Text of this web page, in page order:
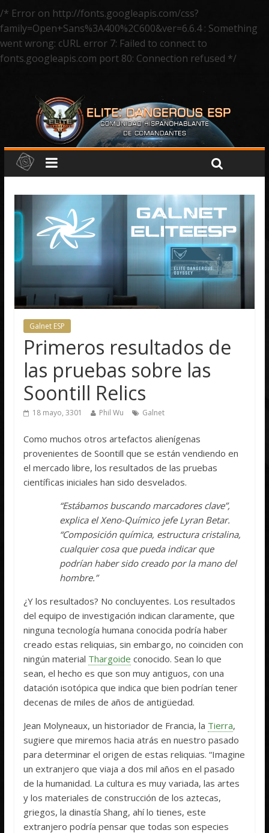
/* Error on http://fonts.googleapis.com/css?
family=Open+Sans%3A400%2C600&ver=6.6.4 : Something
went wrong: cURL error 7: Failed to connect to
fonts.googleapis.com port 80: Connection refused */
Galnet ESP
Primeros resultados de
las pruebas sobre las
Soontill Relics
18 mayo, 3301 Phil Wu Galnet
Como muchos otros artefactos alienígenas
provenientes de Soontill que se están vendiendo en
el mercado libre, los resultados de las pruebas
científicas iniciales han sido desvelados.
“Estábamos buscando marcadores clave”,
explica el Xeno-Químico jefe Lyran Betar.
“Composición química, estructura cristalina,
cualquier cosa que pueda indicar que
podrían haber sido creado por la mano del
hombre.”
¿Y los resultados? No concluyentes. Los resultados
del equipo de investigación indican claramente, que
ninguna tecnología humana conocida podría haber
creado estas reliquias, sin embargo, no coinciden con
ningún material Thargoide conocido. Sean lo que
sean, el hecho es que son muy antiguos, con una
datación isotópica que indica que bien podrían tener
decenas de miles de años de antigüedad.
Jean Molyneaux, un historiador de Francia, la Tierra,
sugiere que miremos hacia atrás en nuestro pasado
para determinar el origen de estas reliquias. “Imagine
un extranjero que viaja a dos mil años en el pasado
de la humanidad. La cultura es muy variada, las artes
y los materiales de construcción de los aztecas,
griegos, la dinastía Shang, ahí lo tienes, este
extranjero podría pensar que todas son especies